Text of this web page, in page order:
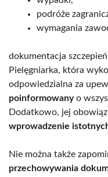
podróże
wymagania
dokumentacja
Pielęgniarka, która
odpowiedzialna za
poinformowanyo
Dodatkowo, jej
wprowadzenie
Nie można także
przechowywania